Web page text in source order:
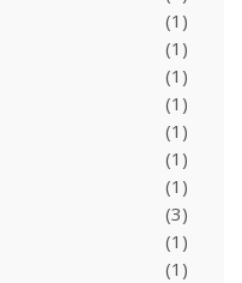
(1)
(1)
(1)
(1)
(1)
(1)
(1)
(3)
(1)
(1)